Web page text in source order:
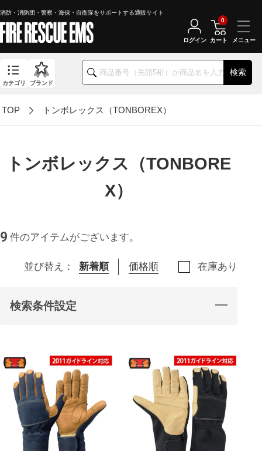
消防・消防団・警察・海保・自衛隊をサポートする通販サイト
検索
カテゴリ ブランド
ログイン カート
0
TOP トンボレックス（TONBOREX）
トンボレックス（TONBORE
X）
9 件のアイテムがございます。
並び替え： 新着順 価格順 在庫あり
検索条件設定